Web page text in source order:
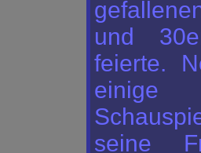
und
feierte.
einige
seine